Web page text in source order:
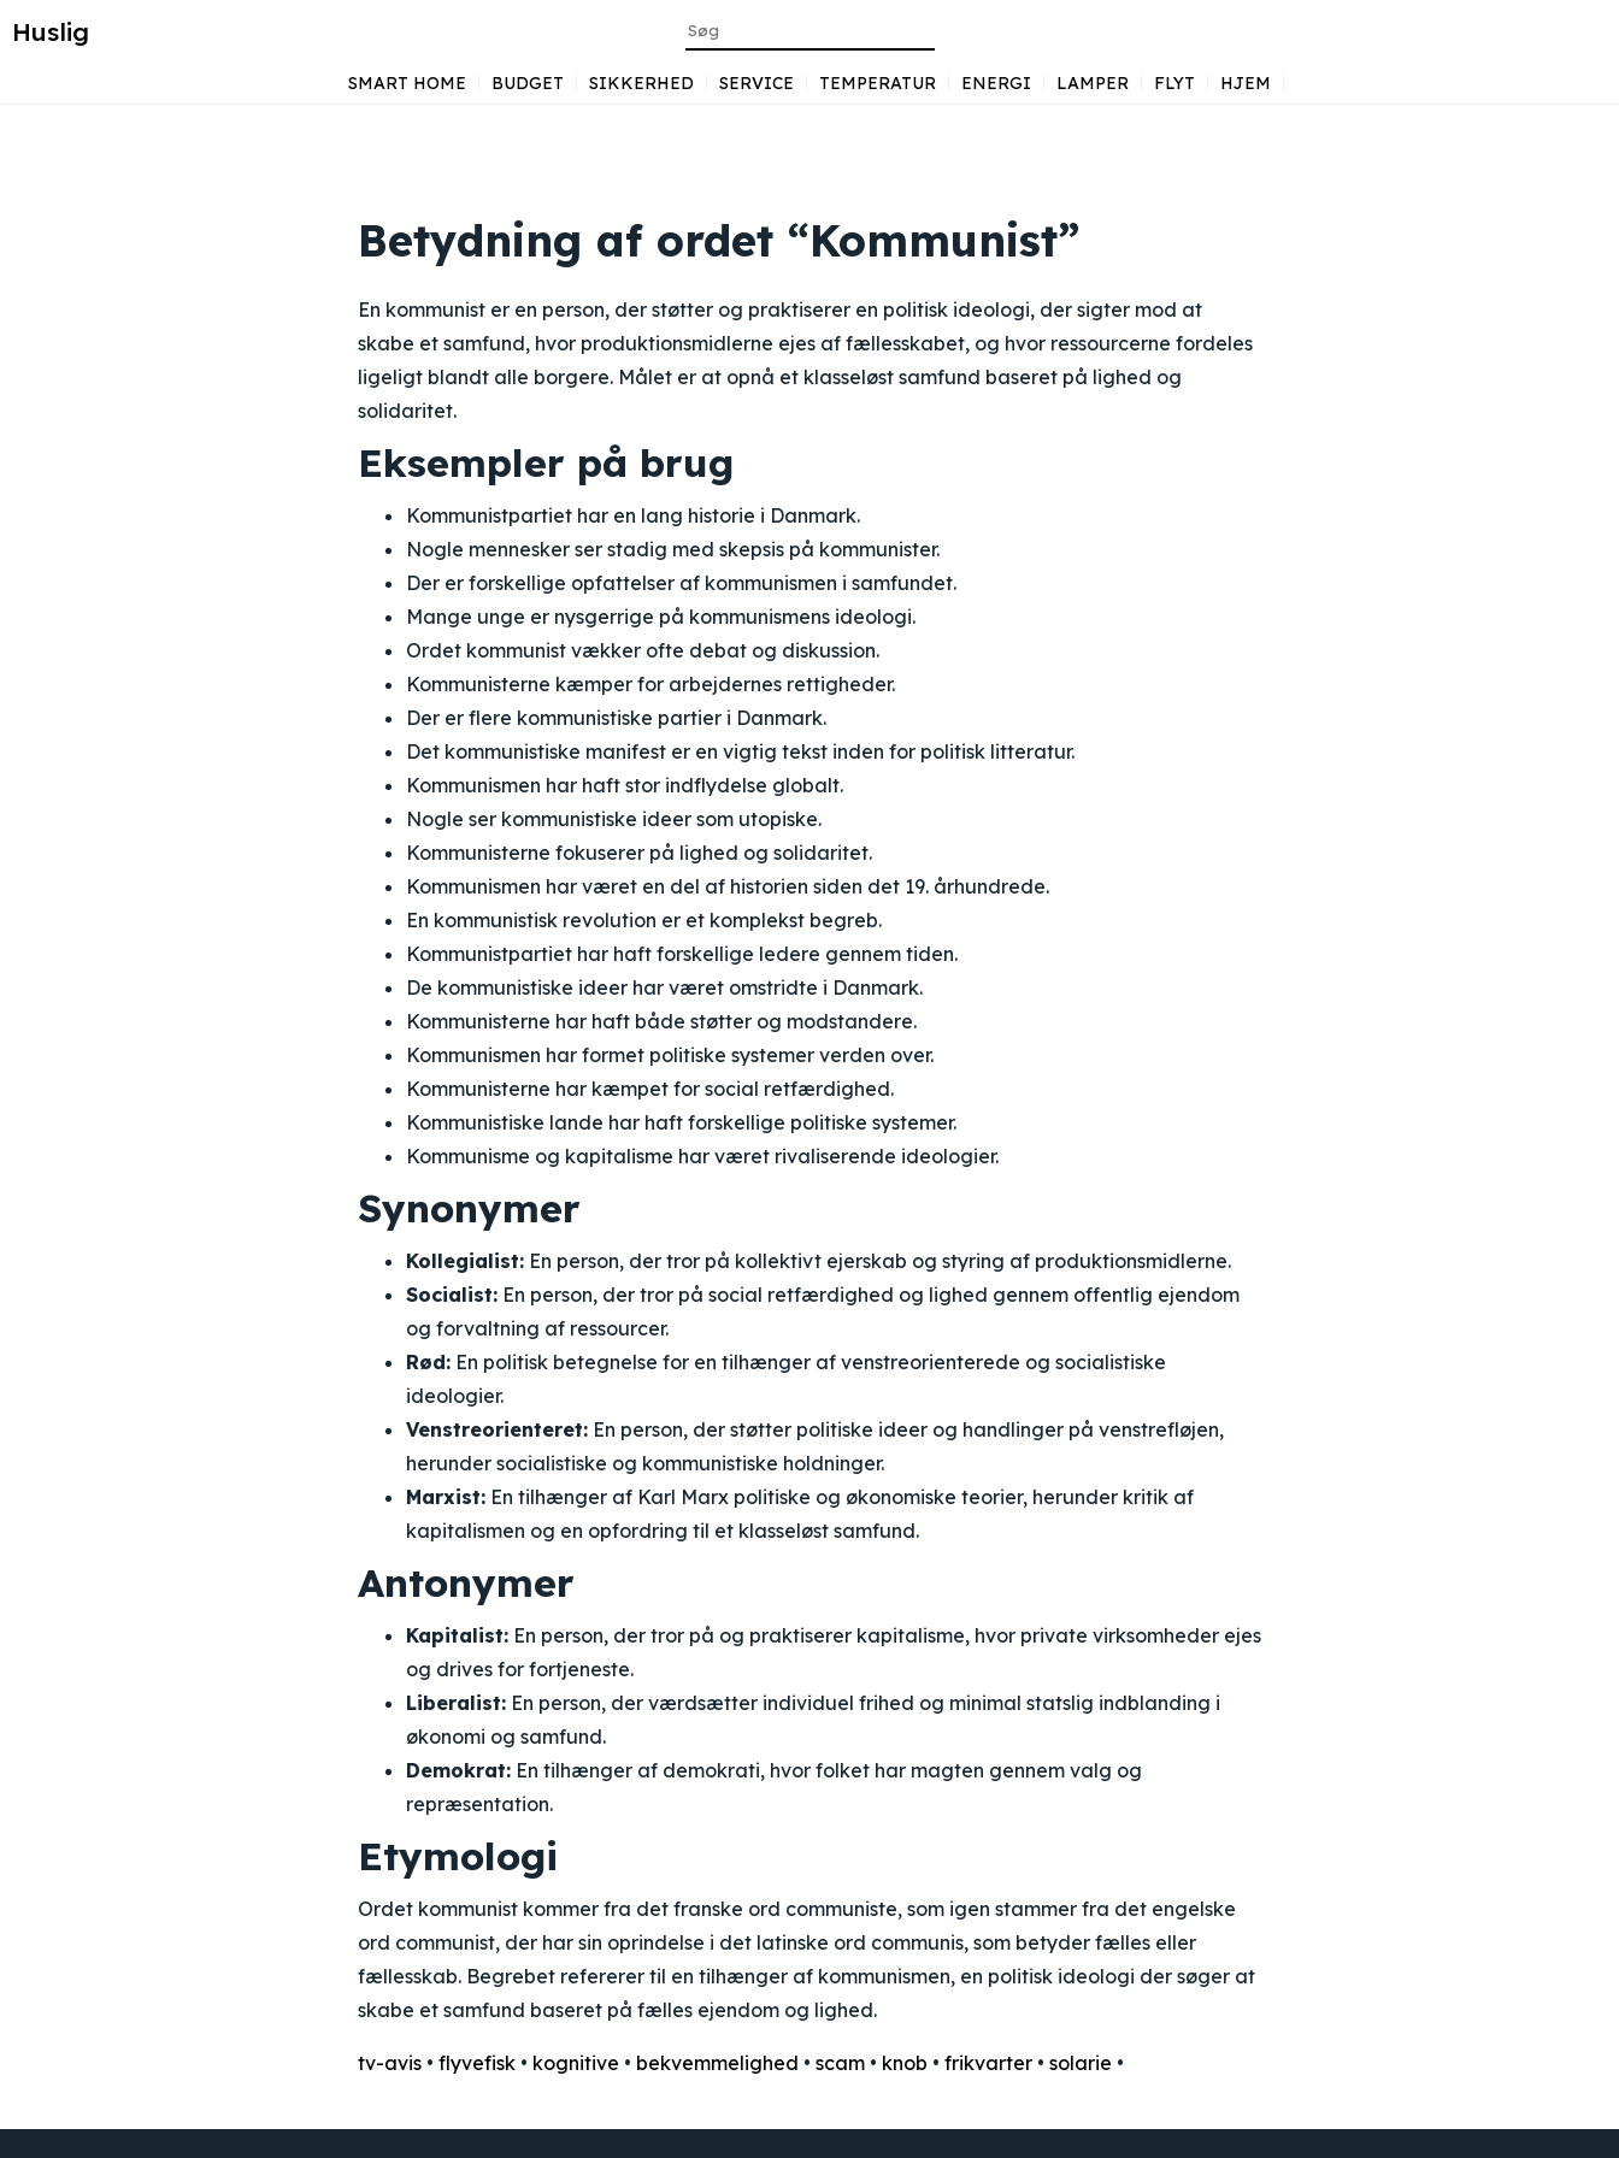
Huslig
SMART HOME BUDGET SIKKERHED SERVICE TEMPERATUR ENERGI LAMPER FLYT HJEM
Betydning af ordet “Kommunist”
En kommunist er en person, der støtter og praktiserer en politisk ideologi, der sigter mod at
skabe et samfund, hvor produktionsmidlerne ejes af fællesskabet, og hvor ressourcerne fordeles
ligeligt blandt alle borgere. Målet er at opnå et klasseløst samfund baseret på lighed og
solidaritet.
Eksempler på brug
Kommunistpartiet har en lang historie i Danmark.
Nogle mennesker ser stadig med skepsis på kommunister.
Der er forskellige opfattelser af kommunismen i samfundet.
Mange unge er nysgerrige på kommunismens ideologi.
Ordet kommunist vækker ofte debat og diskussion.
Kommunisterne kæmper for arbejdernes rettigheder.
Der er flere kommunistiske partier i Danmark.
Det kommunistiske manifest er en vigtig tekst inden for politisk litteratur.
Kommunismen har haft stor indflydelse globalt.
Nogle ser kommunistiske ideer som utopiske.
Kommunisterne fokuserer på lighed og solidaritet.
Kommunismen har været en del af historien siden det 19. århundrede.
En kommunistisk revolution er et komplekst begreb.
Kommunistpartiet har haft forskellige ledere gennem tiden.
De kommunistiske ideer har været omstridte i Danmark.
Kommunisterne har haft både støtter og modstandere.
Kommunismen har formet politiske systemer verden over.
Kommunisterne har kæmpet for social retfærdighed.
Kommunistiske lande har haft forskellige politiske systemer.
Kommunisme og kapitalisme har været rivaliserende ideologier.
Synonymer
Kollegialist: En person, der tror på kollektivt ejerskab og styring af produktionsmidlerne.
Socialist: En person, der tror på social retfærdighed og lighed gennem offentlig ejendom
og forvaltning af ressourcer.
Rød: En politisk betegnelse for en tilhænger af venstreorienterede og socialistiske
ideologier.
Venstreorienteret: En person, der støtter politiske ideer og handlinger på venstrefløjen,
herunder socialistiske og kommunistiske holdninger.
Marxist: En tilhænger af Karl Marx politiske og økonomiske teorier, herunder kritik af
kapitalismen og en opfordring til et klasseløst samfund.
Antonymer
Kapitalist: En person, der tror på og praktiserer kapitalisme, hvor private virksomheder ejes
og drives for fortjeneste.
Liberalist: En person, der værdsætter individuel frihed og minimal statslig indblanding i
økonomi og samfund.
Demokrat: En tilhænger af demokrati, hvor folket har magten gennem valg og
repræsentation.
Etymologi
Ordet kommunist kommer fra det franske ord communiste, som igen stammer fra det engelske
ord communist, der har sin oprindelse i det latinske ord communis, som betyder fælles eller
fællesskab. Begrebet refererer til en tilhænger af kommunismen, en politisk ideologi der søger at
skabe et samfund baseret på fælles ejendom og lighed.
tv-avis • flyvefisk • kognitive • bekvemmelighed • scam • knob • frikvarter • solarie •